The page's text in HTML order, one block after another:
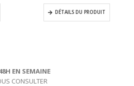
DÉTAILS DU PRODUIT
EN SEMAINE
CONSULTER